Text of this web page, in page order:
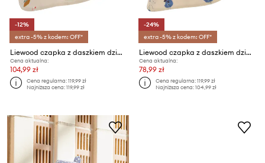
-12%
extra -5% z kodem: OFF*
Liewood czapka z daszkiem dziecięca Senia Sun Hat With Ears
Cena aktualna:
104,99 zł
Cena regularna:119,99 zł
Najniższa cena:119,99 zł
-24%
extra -5% z kodem: OFF*
Liewood czapka z daszkiem dziecięca Senia Sun Hat With Ears
Cena aktualna:
78,99 zł
Cena regularna:119,99 zł
Najniższa cena:104,99 zł